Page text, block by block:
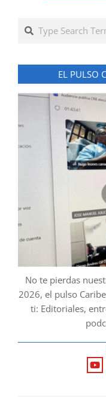
Search
EL PULSO
No te pierdas
2026, el pulso
ti: Editoriales,